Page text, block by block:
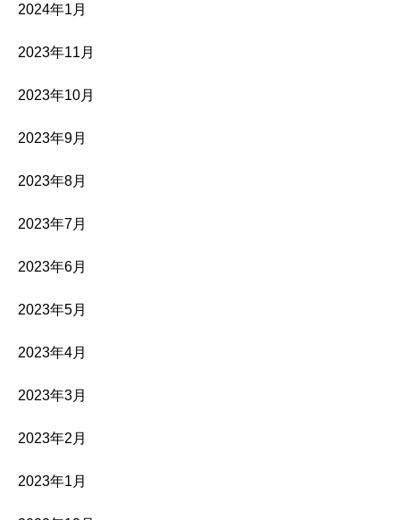
2024年1月
2023年11月
2023年10月
2023年9月
2023年8月
2023年7月
2023年6月
2023年5月
2023年4月
2023年3月
2023年2月
2023年1月